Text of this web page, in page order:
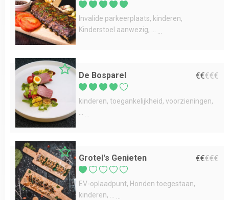
Invalide parkeerplaats kinderen
Kinderstoel aanwezig
De Bosparel €€€€€
kinderen toegankelijkheid voorzieningen
Grotel's Genieten €€€€€
EV-oplaadpunt Honden toegestaan
kinderen